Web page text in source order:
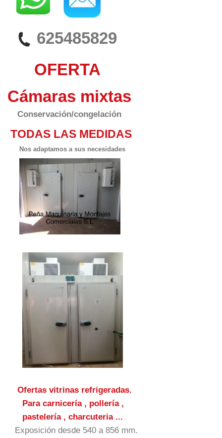
625485829
OFERTA
Cámaras mixtas
Conservación/congelación
TODAS LAS MEDIDAS
Nos adaptamos a sus necesidades
Ofertas vitrinas refrigeradas.
Para carnicería , pollería ,
pastelería , charcuteria ...
Exposición desde 540 a 856 mm.